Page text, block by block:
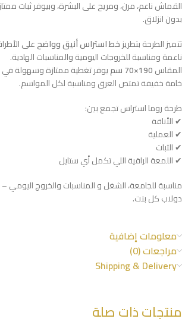
القماش ناعم، مرن، ومريح على البشرة، وبيوفر ثبات
بدون انزلاق.
تتميز الطرحة بتطريزخط استراس أنيق وواضحعلى
ناعمة ومناسبة للخروجات اليومية والمناسبات الهادية.
المقاس190×70 سم
يوفر تغطية ممتازة وسهولة
خامة خفيفة تمتص العرق ومناسبة لكل المواسم.
طرحة روما استراس تجمع بين:
✔ الأناقة
✔ العملية
✔ الثبات
✔ اللمعة الراقية اللي تكمل أي ستايل
مناسبة للجامعة، الشغل و المناسبات والخروج
دولاب كل بنت.
معلومات إضافية
مراجعات (0)
Shipping & Delivery
منتجات ذات صلة